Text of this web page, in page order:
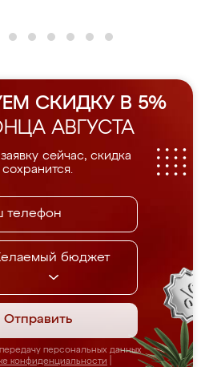
СКИДКУ В 5%
АВГУСТА
сейчас, скидка
сохранится.
бюджет
Отправить
персональных данных
конфиденциальности